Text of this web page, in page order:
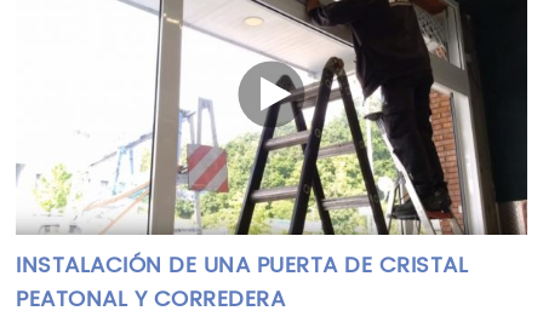
INSTALACIÓN DE UNA PUERTA DE CRISTAL
PEATONAL Y CORREDERA